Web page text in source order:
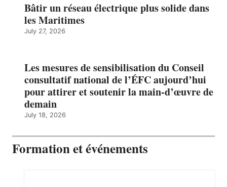
Bâtir un réseau électrique plus solide dans
les Maritimes
July 27, 2026
Les mesures de sensibilisation du Conseil
consultatif national de l’ÉFC aujourd’hui
pour attirer et soutenir la main-d’œuvre de
demain
July 18, 2026
Formation et événements